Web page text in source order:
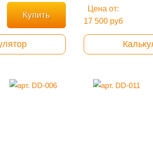
Купить
Цена от:
17 500 руб